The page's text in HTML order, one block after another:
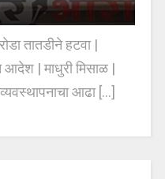
तातडीने हटवा |
आदेश | माधुरी मिसाळ |
आढा [...]